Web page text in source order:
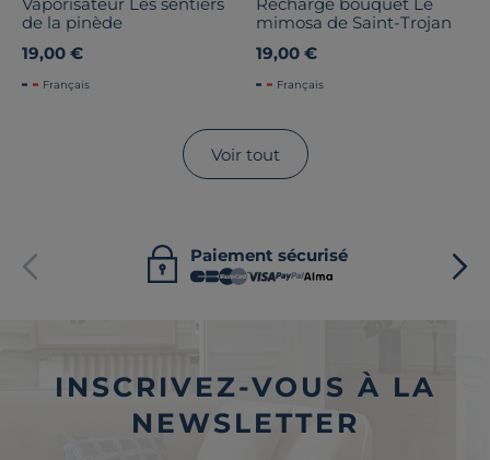
de la pinède
19,00 €
Français
mimosa de Saint-Trojan
19,00 €
Français
Voir tout
Paiement sécurisé
INSCRIVEZ-VOUS À LA
NEWSLETTER